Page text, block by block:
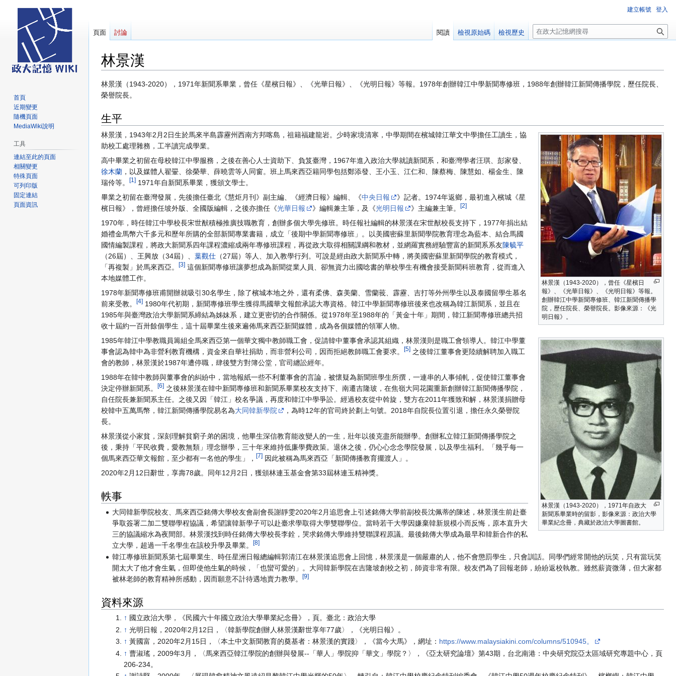
林景漢
跳
至
覽
跳
至
尋
林景漢（1943-2020），1971年新聞系畢業，曾任《星檳日報》、《光華日報》、《光明日報》等報。1978年創辦韓江中學新聞專修班，1988年創辦韓江新聞傳播學院，歷任院長、
榮譽院長。
生平
林景漢（1943-2020），曾任《星檳日
報》、《光華日報》、《光明日報》等報。
創辦韓江中學新聞專修班、韓江新聞傳播學
院，歷任院長、榮譽院長。影像來源：《光
明日報》。
林景漢（1943-2020），1971年自政大
新聞系畢業時的留影，影像來源：政治大學
畢業紀念冊，典藏於政治大學圖書館。
林景漢，1943年2月2日生於馬來半島霹靂州西南方邦喀島，祖籍福建龍岩。少時家境清寒，中學期間在檳城韓江華文中學擔任工讀生，協
助校工處理雜務，工半讀完成學業。
高中畢業之初留在母校韓江中學服務，之後在善心人士資助下、負笈臺灣，1967年進入政治大學就讀新聞系，和臺灣學者汪琪、彭家發、
徐木蘭 ，以及媒體人翟翬、徐榮華、薛曉雲等人同窗。班上馬來西亞籍同學包括鄭添發、王小玉、江仁和、陳蔡梅、陳慧如、楊金生、陳
瑞伶等。
[1] 1971年自新聞系畢業，獲頒文學士。
畢業之初留在臺灣發展，先後擔任臺北《慧炬月刊》副主編、《經濟日報》編輯、《中央日報
》記者。1974年返鄉，最初進入檳城《星
檳日報》，曾經擔任坡外版、全國版編輯，之後亦擔任《光華日報 》編輯兼主筆，及《光明日報 》主編兼主筆。 [2]
1970年，時任韓江中學校長宋世猷積極推廣技職教育，創辦多個大學先修班。時任報社編輯的林景漢在宋世猷校長支持下，1977年捐出結
婚禮金馬幣六千多元和歷年所購的全部新聞專業書籍，成立「後期中學新聞專修班」。以美國密蘇里新聞學院教育理念為藍本、結合馬國
國情編製課程，將政大新聞系四年課程濃縮成兩年專修班課程，再從政大取得相關課綱和教材，並網羅實務經驗豐富的新聞系系友陳毓平
（26屆）、王興放（34屆）、 葉觀仕 （27屆）等人、加入教學行列。可說是經由政大新聞系中轉，將美國密蘇里新聞學院的教育模式，
「再複製」於馬來西亞。
[3] 這個新聞專修班讓夢想成為新聞從業人員、卻無資力出國唸書的華校學生有機會接受新聞科班教育，從而進入
本地媒體工作。
1978年新聞專修班甫開辦就吸引30名學生，除了檳城本地之外，還有柔佛、森美蘭、雪蘭莪、霹靂、吉打等外州學生以及泰國留學生慕名
前來受教。
[4] 1980年代初期，新聞專修班學生獲得馬國華文報館承認大專資格。韓江中學新聞專修班後來也改稱為韓江新聞系，並且在
1985年與臺灣政治大學新聞系締結為姊妹系，建立更密切的合作關係。從1978年至1988年的「黃金十年」期間，韓江新聞專修班總共招
收十屆約一百卅餘個學生，這十屆畢業生後來遍佈馬來西亞新聞媒體，成為各個媒體的領軍人物。
1985年韓江中學教職員籌組全馬來西亞第一個華文獨中教師職工會，促請韓中董事會承認其組織，林景漢則是職工會領導人。韓江中學董
事會認為韓中為非營利教育機構，資金來自華社捐助，而非營利公司，因而拒絕教師職工會要求。
[5] 之後韓江董事會更陸續解聘加入職工
會的教師，林景漢於1987年遭停職，肆後雙方對簿公堂，官司纏訟經年。
1988年在韓中教師與董事會的糾紛中，當地報紙一些不利董事會的言論，被懷疑為新聞班學生所撰，一連串的人事傾軋，促使韓江董事會
決定停辦新聞系。
[6] 之後林景漢在韓中新聞專修班和新聞系畢業校友支持下、南遷吉隆玻，在焦嶺大同花園重新創辦韓江新聞傳播學院，
自任院長兼新聞系主任。之後又因「韓江」校名爭議，再度和韓江中學爭訟。經過校友從中斡旋，雙方在2011年獲致和解，林景漢捐贈母
校韓中五萬馬幣，韓江新聞傳播學院易名為大同韓新學院
，為時12年的官司終於劃上句號。2018年自院長位置引退，擔任永久榮譽院
長。
林景漢從小家貧，深刻理解貧窮子弟的困境，他畢生深信教育能改變人的一生，壯年以後克盡所能辦學。創辦私立韓江新聞傳播學院之
後，秉持「平民收費，愛教無類」理念辦學，三十年來維持低廉學費政策。退休之後，仍心心念念學院發展，以及學生福利。「幾乎每一
個馬來西亞華文報館，至少都有一名他的學生」， [7] 因此被稱為馬來西亞「新聞傳播教育擺渡人」。
2020年2月12日辭世，享壽78歲。同年12月2日，獲頒林連玉基金會第33屆林連玉精神獎。
軼事
大同韓新學院校友、馬來西亞銘傳大學校友會副會長謝靜雯2020年2月追思會上引述銘傳大學前副校長沈佩蒂的陳述，林景漢生前赴臺
爭取簽署二加二雙聯學程協議，希望讓韓新學子可以赴臺求學取得大學雙聯學位。當時若干大學因嫌棄韓新規模小而反悔，原本直升大
三的協議縮水為夜間部。林景漢找到時任銘傳大學校長李銓，哭求銘傳大學維持雙聯課程原議。最後銘傳大學成為最早和韓新合作的私
立大學，超過一千名學生在該校升學及畢業。[8]
韓江專修班新聞系第七屆畢業生、時任星洲日報總編輯郭清江在林景漢追思會上回憶，林景漢是一個嚴肅的人，他不會懲罰學生，只會訓話。同學們經常開他的玩笑，只有當玩笑
開太大了他才會生氣，但即使他生氣的時候，「也蠻可愛的」。大同韓新學院在吉隆坡創校之初，師資非常有限。校友們為了回報老師，紛紛返校執教。雖然薪資微薄，但大家都
被林老師的教育精神所感動，因而願意不計待遇地賣力教學。[9]
資料來源
↑ 國立政治大學，《民國六十年國立政治大學畢業紀念冊》，頁。臺北：政治大學
↑ 光明日報，2020年2月12日，〈韓新學院創辦人林景漢辭世享年77歲〉，《光明日報》。
↑ 黃國富，2020年2月15日，〈本土中文新聞教育的奠基者：林景漢的實踐〉，《當今大馬》，網址： https://www.malaysiakini.com/columns/510945。
↑ 曹淑瑤，2009年3月，〈馬來西亞韓江學院的創辦與發展--「華人」學院抑「華文」學院？〉，《亞太研究論壇》第43期，台北南港：中央研究院亞太區域研究專題中心，頁
206-234。
建立帳號 登入
頁面 討論 閱讀 檢視原始碼 檢視歷史
搜
尋
首頁
近期變更
隨機頁面
MediaWiki說明
工具
連結至此的頁面
相關變更
特殊頁面
可列印版
固定連結
頁面資訊